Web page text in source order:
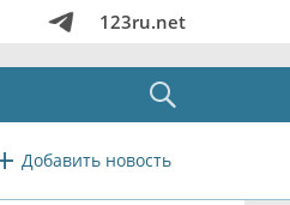
123ru.net
Добавить новость